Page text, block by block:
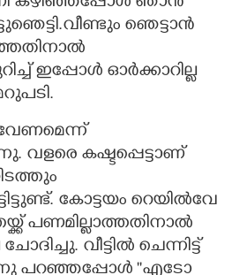
ഞെട്ടാൻ
ഇപ്പോൾ ഓർക്കാറില്ല
വളരെ കഷ്ടപ്പെട്ടാണ്
കോട്ടയം റെയിൽവേ
പണമില്ലാത്തതിനാൽ
വീട്ടിൽ ചെന്നിട്ട്
പറ‌ഞ്ഞപ്പോൾ ''എടോ